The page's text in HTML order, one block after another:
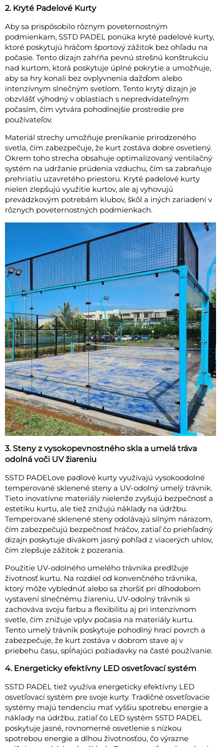
2. Kryté Padelové Kurty
Aby sa prispôsobilo rôznym poveternostným
podmienkam, SSTD PADEL ponúka kryté padelové kurty,
ktoré poskytujú hráčom športový zážitok bez ohľadu na
počasie. Tento dizajn zahŕňa pevnú strešnú konštrukciu
nad kurtom, ktorá poskytuje úplné pokrytie a umožňuje,
aby sa hry konali bez ovplyvnenia dažďom alebo
intenzívnym slnečným svetlom. Tento krytý dizajn je
obzvlášť výhodný v oblastiach s nepredvídateľným
počasím, čím vytvára pohodlnejšie prostredie pre
používateľov.
Materiál strechy umožňuje prenikanie prirodzeného
svetla, čím zabezpečuje, že kurt zostáva dobre osvetlený.
Okrem toho strecha obsahuje optimalizovaný ventilačný
systém na udržanie prúdenia vzduchu, čím sa zabraňuje
prehriatiu uzavretého priestoru. Kryté padelové kurty
nielen zlepšujú využitie kurtov, ale aj vyhovujú
prevádzkovým potrebám klubov, škôl a iných zariadení v
rôznych poveternostných podmienkach.
3. Steny z vysokopevnostného skla a umelá tráva
odolná voči UV žiareniu
SSTD PADELove padlové kurty využívajú vysokoodolné
temperované sklenené steny a UV-odolný umelý trávnik.
Tieto inovatívne materiály nielenže zvyšujú bezpečnosť a
estetiku kurtu, ale tiež znižujú náklady na údržbu.
Temperované sklenené steny odolávajú silným nárazom,
čím zabezpečujú bezpečnosť hráčov, zatiaľ čo priehľadný
dizajn poskytuje divákom jasný pohľad z viacerých uhlov,
čím zlepšuje zážitok z pozerania.
Použitie UV-odolného umelého trávnika predlžuje
životnosť kurtu. Na rozdiel od konvenčného trávnika,
ktorý môže vyblednúť alebo sa zhoršiť pri dlhodobom
vystavení slnečnému žiareniu, UV-odolný trávnik si
zachováva svoju farbu a flexibilitu aj pri intenzívnom
svetle, čím znižuje vplyv počasia na materiály kurtu.
Tento umelý trávnik poskytuje pohodlný hrací povrch a
zabezpečuje, že kurt zostáva v dobrom stave aj v
priebehu času, spĺňajúci požiadavky na časté používanie.
4. Energeticky efektívny LED osvetľovací systém
SSTD PADEL tiež využíva energeticky efektívny LED
osvetľovací systém pre svoje kurty. Tradičné osvetľovacie
systémy majú tendenciu mať vyššiu spotrebu energie a
náklady na údržbu, zatiaľ čo LED systém SSTD PADEL
poskytuje jasné, rovnomerné osvetlenie s nízkou
spotrebou energie a dlhou životnosťou, čo výrazne